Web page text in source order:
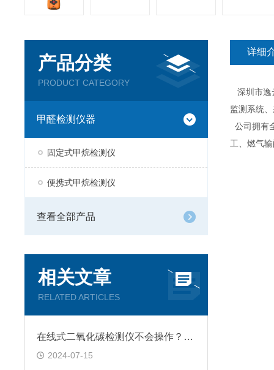
产品分类
PRODUCT CATEGORY
甲醛检测仪器
固定式甲烷检测仪
便携式甲烷检测仪
查看全部产品
相关文章
RELATED ARTICLES
在线式二氧化碳检测仪不会操作？快向这里看过来
2024-07-15
详细
深圳市逸
监测系统
公司拥有
工、燃气